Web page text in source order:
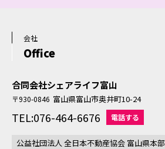
会社
Office
合同会社シェアライフ富山
〒930-0846 富山県富山市奥井町10-24
TEL:076-464-6676 電話する
公益社団法人 全日本不動産協会 富山県本部